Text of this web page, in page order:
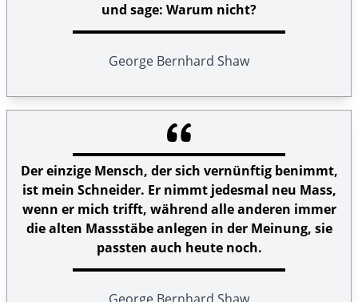
und sage: Warum nicht?
George Bernhard Shaw
Der einzige Mensch, der sich vernünftig benimmt,
ist mein Schneider. Er nimmt jedesmal neu Mass,
wenn er mich trifft, während alle anderen immer
die alten Massstäbe anlegen in der Meinung, sie
passten auch heute noch.